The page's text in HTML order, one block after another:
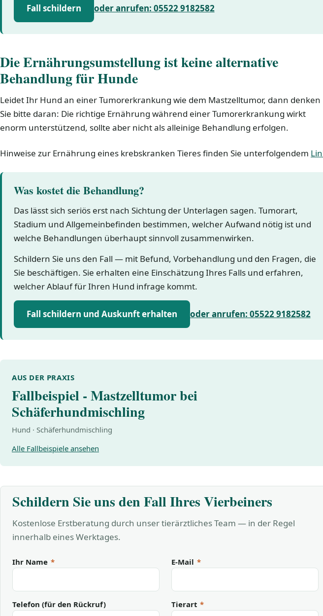
Fall schildern oder anrufen: 05522 9182582
Die Ernährungsumstellung ist keine alternative
Behandlung für Hunde
Leidet Ihr Hund an einer Tumorerkrankung wie dem Mastzelltumor, dann denken
Sie bitte daran: Die richtige Ernährung während einer Tumorerkrankung wirkt
enorm unterstützend, sollte aber nicht als alleinige Behandlung erfolgen.
Hinweise zur Ernährung eines krebskranken Tieres finden Sie unterfolgendem
Was kostet die Behandlung?
Das lässt sich seriös erst nach Sichtung der Unterlagen sagen. Tumorart,
Stadium und Allgemeinbefinden bestimmen, welcher Aufwand nötig ist und
welche Behandlungen überhaupt sinnvoll zusammenwirken.
Schildern Sie uns den Fall — mit Befund, Vorbehandlung und den Fragen, die
Sie beschäftigen. Sie erhalten eine Einschätzung Ihres Falls und erfahren,
welcher Ablauf für Ihren Hund infrage kommt.
Fall schildern und Auskunft erhalten oder anrufen: 05522 9182582
AUS DER PRAXIS
Fallbeispiel - Mastzelltumor bei
Schäferhundmischling
Hund · Schäferhundmischling
Alle Fallbeispiele ansehen
Schildern Sie uns den Fall Ihres Vierbeiners
Kostenlose Erstberatung durch unser tierärztliches Team — in der Regel
innerhalb eines Werktages.
Ihr Name * E-Mail *
Telefon (für den Rückruf) Tierart *